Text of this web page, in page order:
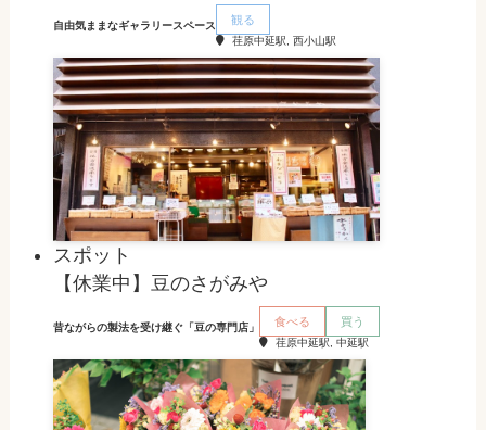
自由気ままなギャラリースペース 観る
荏原中延駅, 西小山駅
スポット
【休業中】豆のさがみや
昔ながらの製法を受け継ぐ「豆の専門店」 食べる 買う
荏原中延駅, 中延駅